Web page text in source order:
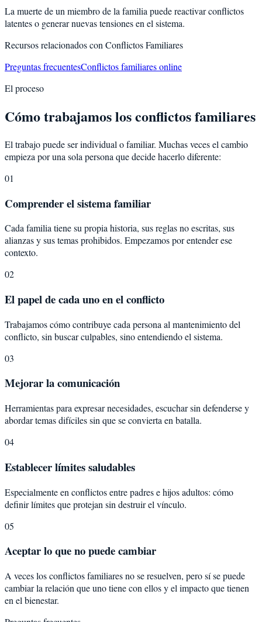
La muerte de un miembro de la familia puede reactivar conflictos
latentes o generar nuevas tensiones en el sistema.
Recursos relacionados con Conflictos Familiares
Preguntas frecuentesConflictos familiares online
El proceso
Cómo trabajamos los conflictos familiares
El trabajo puede ser individual o familiar. Muchas veces el cambio
empieza por una sola persona que decide hacerlo diferente:
01
Comprender el sistema familiar
Cada familia tiene su propia historia, sus reglas no escritas, sus
alianzas y sus temas prohibidos. Empezamos por entender ese
contexto.
02
El papel de cada uno en el conflicto
Trabajamos cómo contribuye cada persona al mantenimiento del
conflicto, sin buscar culpables, sino entendiendo el sistema.
03
Mejorar la comunicación
Herramientas para expresar necesidades, escuchar sin defenderse y
abordar temas difíciles sin que se convierta en batalla.
04
Establecer límites saludables
Especialmente en conflictos entre padres e hijos adultos: cómo
definir límites que protejan sin destruir el vínculo.
05
Aceptar lo que no puede cambiar
A veces los conflictos familiares no se resuelven, pero sí se puede
cambiar la relación que uno tiene con ellos y el impacto que tienen
en el bienestar.